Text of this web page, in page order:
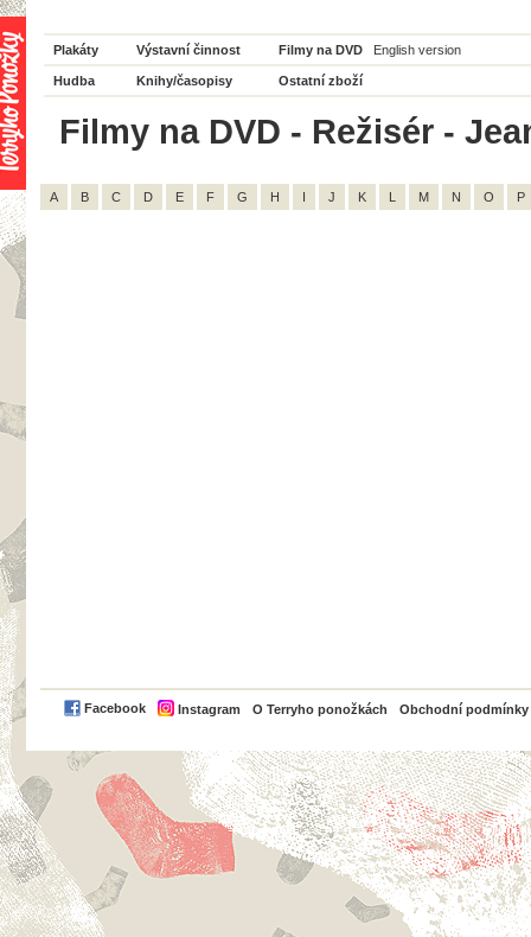
Plakáty Výstavní činnost Filmy na DVD English version
Hudba Knihy/časopisy Ostatní zboží
Filmy na DVD - Režisér -
A B C D E F G H I J K L M N O P
Facebook Instagram O Terryho ponožkách Obchodní podmínky
PayPal